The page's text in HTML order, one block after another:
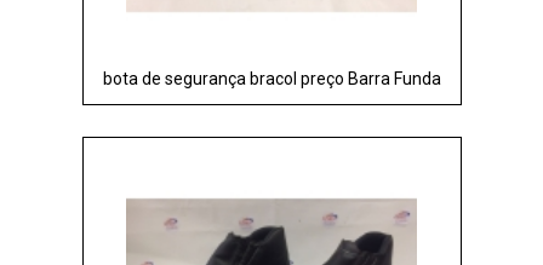
bota de segurança bracol preço Barra Funda